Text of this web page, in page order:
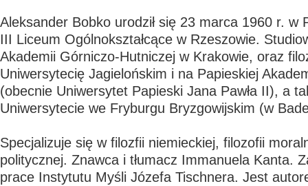
Aleksander Bobko urodził się 23 marca 1960 r. w
III Liceum Ogólnokształcące w Rzeszowie.
Akademii Górniczo-Hutniczej w Krakowie, oraz
Uniwersytecię Jagielońskim i na Papieskiej
(obecnie Uniwersytet Papieski Jana Pawła II), a
Uniwersytecie we Fryburgu Bryzgowijskim (w
Specjalizuje się w filozfii niemieckiej, filozofii
politycznej. Znawca i tłumacz Immanuela Kanta.
prace Instytutu Myśli Józefa Tischnera. Jest